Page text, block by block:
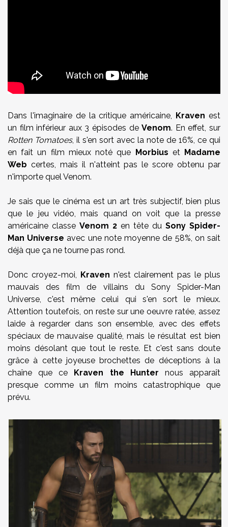
Dans l'imaginaire de la critique américaine, Kraven est
un film inférieur aux 3 épisodes deVenom. En effet, sur
Rotten Tomatoes, il s'en sort avec la note de 16%, ce qui
en fait un film mieux noté que Morbius et Madame
Web certes, mais il n'atteint pas le score obtenu par
n'importe quel Venom.
Je sais que le cinéma est un art très subjectif, bien plus
que le jeu vidéo, mais quand on voit que la presse
américaine classe Venom 2 en tête du Sony Spider-
Man Universe avec une note moyenne de 58%, on sait
déjà que ça ne tourne pas rond.
Donc croyez-moi, Kraven n'est clairement pas le plus
mauvais des film de villains du Sony Spider-Man
Universe, c'est même celui qui s'en sort le mieux.
Attention toutefois, on reste sur une oeuvre ratée, assez
laide à regarder dans son ensemble, avec des effets
spéciaux de mauvaise qualité, mais le résultat est bien
moins désolant que tout le reste. Et c'est sans doute
grâce à cette joyeuse brochettes de déceptions à la
chaîne que ce Kraven the Hunter nous apparaît
presque comme un film moins catastrophique que
prévu.